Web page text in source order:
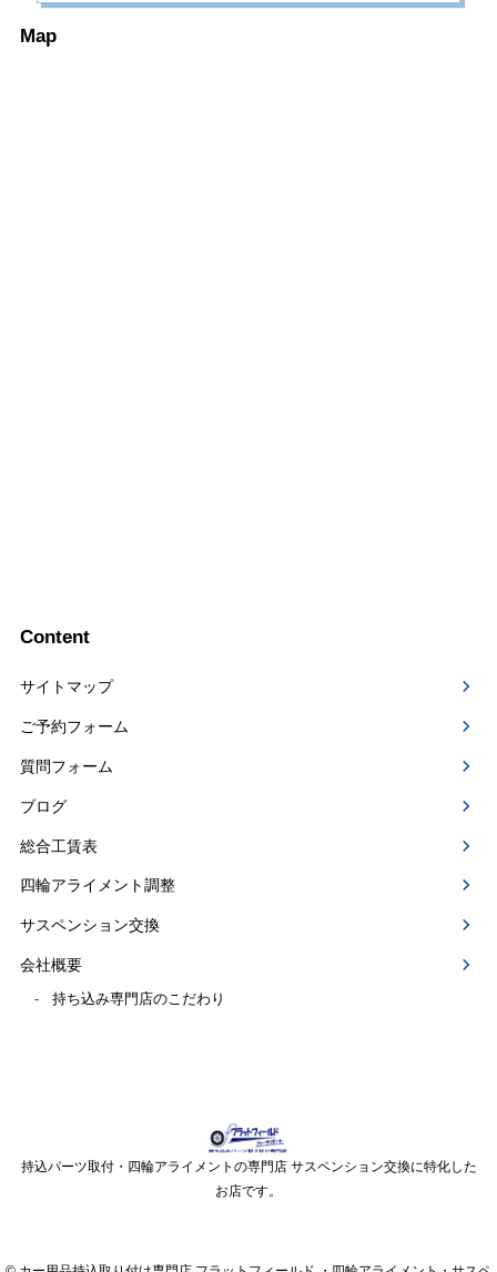
Map
Content
サイトマップ
ご予約フォーム
質問フォーム
ブログ
総合工賃表
四輪アライメント調整
サスペンション交換
会社概要
持ち込み専門店のこだわり
持込パーツ取付・四輪アライメントの専門店 サスペンション交換に特化した
お店です。